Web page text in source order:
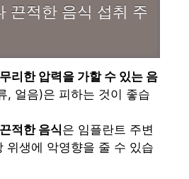
끈적한 음식 섭취 주
리한 압력을 가할 수 있는 음
, 얼음)은 피하는 것이 좋습
적한 음식은 임플란트 주변
위생에 악영향을 줄 수 있습